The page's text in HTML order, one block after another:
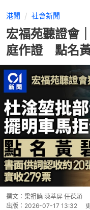
港聞 社會新聞
宏福苑聽證會
庭作證 點名
撰文： 梁祖饒 陳萃屏 任葆穎
出版： 2026-07-17 13:32